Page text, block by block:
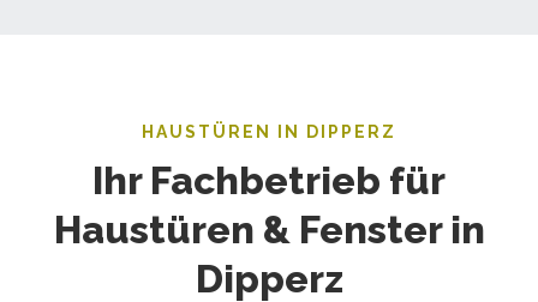
HAUSTÜREN IN DIPPERZ
Ihr Fachbetrieb für
Haustüren & Fenster in
Dipperz